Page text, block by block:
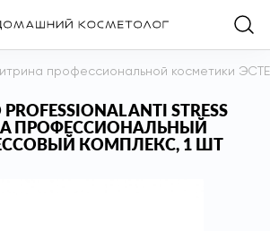
профессиональной косметики
ANTI STRESS
ПРОФЕССИОНАЛЬНЫЙ
КОМПЛЕКС, 1 ШТ